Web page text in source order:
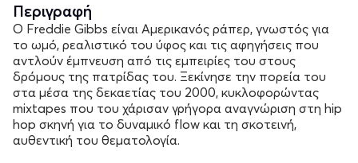
Περιγραφή
Ο Freddie Gibbs είναι Αμερικανός ράπερ, γνωστός για
το ωμό, ρεαλιστικό του ύφος και τις αφηγήσεις που
αντλούν έμπνευση από τις εμπειρίες του στους
δρόμους της πατρίδας του. Ξεκίνησε την πορεία του
στα μέσα της δεκαετίας του 2000, κυκλοφορώντας
mixtapes που του χάρισαν γρήγορα αναγνώριση στη hip
hop σκηνή για το δυναμικό flow και τη σκοτεινή,
αυθεντική του θεματολογία.